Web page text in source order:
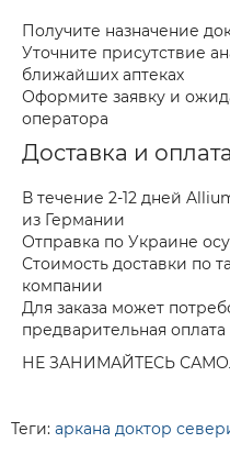
Получите назначение
Уточните присутствие
ближайших аптеках
Оформите заявку и
оператора
Доставка и оплата
В течение 2-12 дней
из Германии
Отправка по Украине
Стоимость доставки по
компании
Для заказа может
предварительная оплата
НЕ ЗАНИМАЙТЕСЬ
Теги: аркана доктор